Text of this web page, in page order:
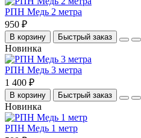
РПН Медь 2 метра
950 ₽
В корзину Быстрый заказ
Новинка
РПН Медь 3 метра
1 400 ₽
В корзину Быстрый заказ
Новинка
РПН Медь 1 метр